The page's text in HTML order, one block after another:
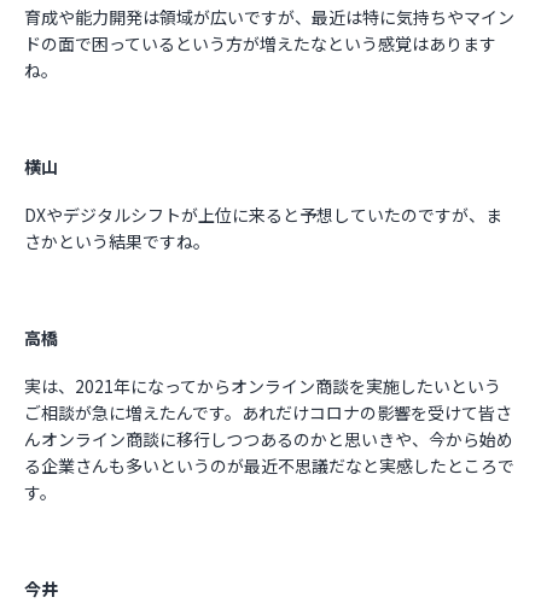
育成や能力開発は領域が広いですが、最近は特に気持ちやマイン
ドの面で困っているという方が増えたなという感覚はあります
ね。
横山
DXやデジタルシフトが上位に来ると予想していたのですが、ま
さかという結果ですね。
高橋
実は、2021年になってからオンライン商談を実施したいという
ご相談が急に増えたんです。あれだけコロナの影響を受けて皆さ
んオンライン商談に移行しつつあるのかと思いきや、今から始め
る企業さんも多いというのが最近不思議だなと実感したところで
す。
今井